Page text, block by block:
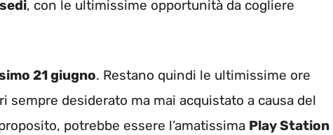
, con le ultimissime opportunità da cogliere
21 giugno. Restano quindi le ultimissime ore
sempre desiderato ma mai acquistato a causa del
potrebbe essere l’amatissima Play Station